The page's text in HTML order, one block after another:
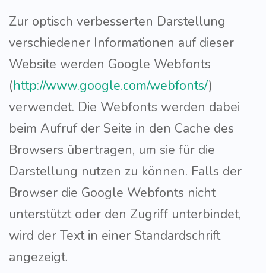
Zur optisch verbesserten Darstellung
verschiedener Informationen auf dieser
Website werden Google Webfonts
(http://www.google.com/webfonts/)
verwendet. Die Webfonts werden dabei
beim Aufruf der Seite in den Cache des
Browsers übertragen, um sie für die
Darstellung nutzen zu können. Falls der
Browser die Google Webfonts nicht
unterstützt oder den Zugriff unterbindet,
wird der Text in einer Standardschrift
angezeigt.